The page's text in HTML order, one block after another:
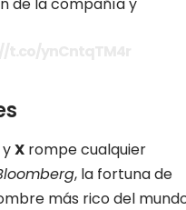
de la compañía y
X rompe cualquier
, la fortuna de
más rico del